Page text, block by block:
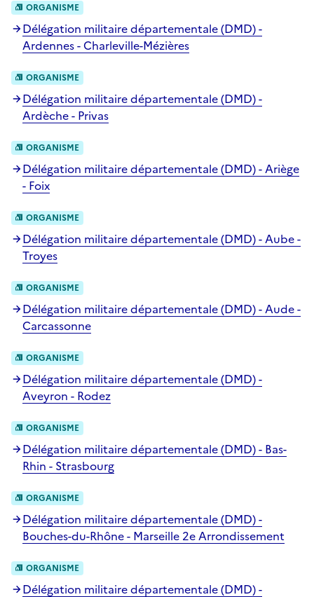
ORGANISME
Délégation militaire départementale (DMD) -
Ardennes - Charleville-Mézières
ORGANISME
Délégation militaire départementale (DMD) -
Ardèche - Privas
ORGANISME
Délégation militaire départementale (DMD) - Ariège
- Foix
ORGANISME
Délégation militaire départementale (DMD) - Aube -
Troyes
ORGANISME
Délégation militaire départementale (DMD) - Aude -
Carcassonne
ORGANISME
Délégation militaire départementale (DMD) -
Aveyron - Rodez
ORGANISME
Délégation militaire départementale (DMD) - Bas-
Rhin - Strasbourg
ORGANISME
Délégation militaire départementale (DMD) -
Bouches-du-Rhône - Marseille 2e Arrondissement
ORGANISME
Délégation militaire départementale (DMD) -